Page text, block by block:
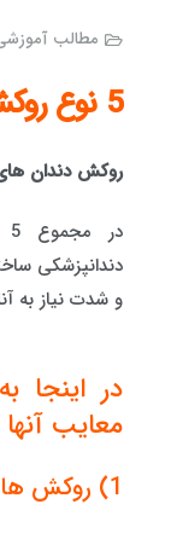
مطالب
5 نوع روکش برای دندان های شما
روکش دندان
دندانپزشکی
و شدت نیاز به
در اینجا
معایب
1) روکش های چینی